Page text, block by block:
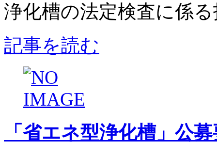
浄化槽の法定検査に係
記事を読む
「省エネ型浄化槽」公